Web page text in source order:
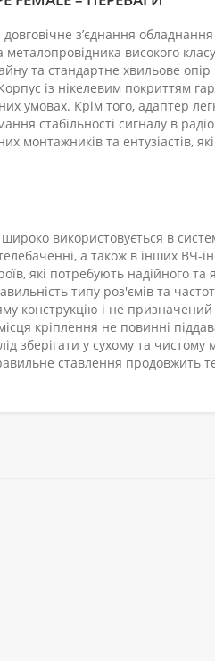
з’єднання
високого
та стандартне хвильове
із нікелевим покриттям
умовах. Крім того, адаптер
стабільності сигналу в
монтажників та ентузіастів,
використовується в
а також в інших ВЧ-
які потребують надійного
типу роз'ємів та
конструкцію і не
кріплення не повинні
зберігати у сухому та
ставлення продовжить